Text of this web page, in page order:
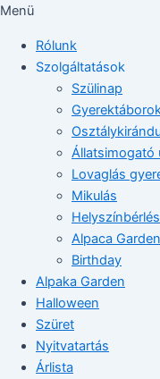
Menü
Rólunk
Szolgáltatások
Szülinap
Állatsimogató
Lovaglás
Mikulás
Helyszínbérlés
Alpaca
Birthday
Alpaka Garden
Halloween
Szüret
Nyitvatartás
Árlista